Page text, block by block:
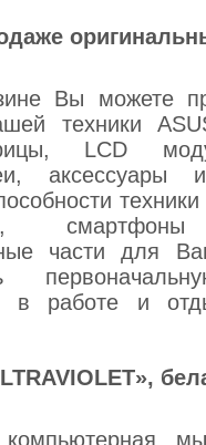
Вы можете
техники
LCD
смартфоны
части для
в работе и